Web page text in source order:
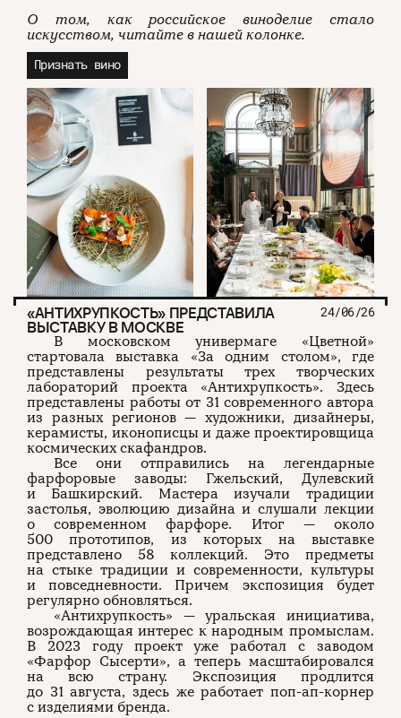
О том, как российское виноделие стало
искусством, читайте в нашей колонке.
Признать вино
«АНТИХРУПКОСТЬ» ПРЕДСТАВИЛА
ВЫСТАВКУ В МОСКВЕ
24/06/26
В московском универмаге «Цветной»
стартовала выставка «За одним столом», где
представлены результаты трех творческих
лабораторий проекта «Антихрупкость». Здесь
представлены работы от 31 современного автора
из разных регионов — художники, дизайнеры,
керамисты, иконописцы и даже проектировщица
космических скафандров.
Все они отправились на легендарные
фарфоровые заводы: Гжельский, Дулевский
и Башкирский. Мастера изучали традиции
застолья, эволюцию дизайна и слушали лекции
о современном фарфоре. Итог — около
500 прототипов, из которых на выставке
представлено 58 коллекций. Это предметы
на стыке традиции и современности, культуры
и повседневности. Причем экспозиция будет
регулярно обновляться.
«Антихрупкость» — уральская инициатива,
возрождающая интерес к народным промыслам.
В 2023 году проект уже работал с заводом
«Фарфор Сысерти», а теперь масштабировался
на всю страну. Экспозиция продлится
до 31 августа, здесь же работает поп-ап-корнер
с изделиями бренда.